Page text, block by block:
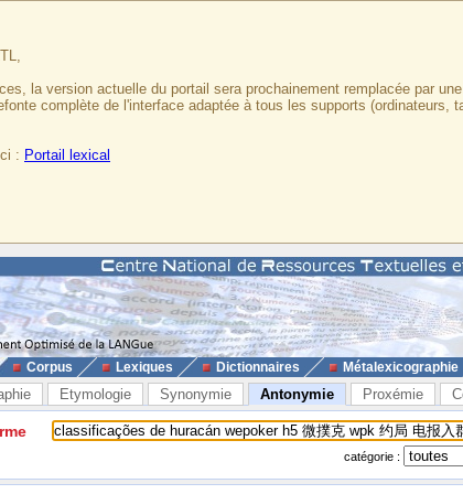
la version actuelle du portail sera prochainement remplacée par
complète de l'interface adaptée à tous les supports (ordinateurs,
: Portail lexical
Corpus Lexiques Dictionnaires Métalexicographie
Etymologie Synonymie Antonymie Proxémie
catégorie :